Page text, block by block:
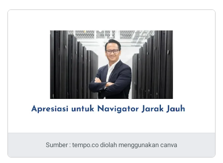
Sumber : tempo.co diolah menggunakan canva